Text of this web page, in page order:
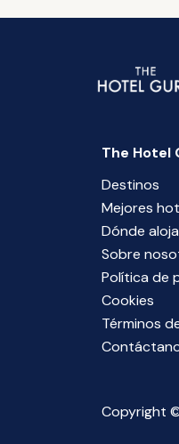
The Hotel
Destinos
Mejores
Dónde
Sobre
Política de
Cookies
Términos
Copyright